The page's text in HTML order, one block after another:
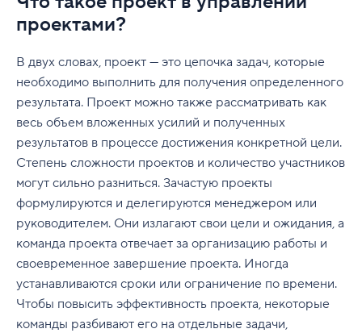
Д. Прочие методологии
Завершение проекта
Завершение проекта
Что определяет успех проектной группы
Как провести успешное организационное
совещание по проекту
Советы по эффективному управлению
командой
Как создать атмосферу сотрудничества
Советы и методы организации совместной
работы в управлении проектами
Советы по удаленной работе и проведению
виртуальных совещаний
Преимущества методологии управления
Когда не следует применять методику
управления проектами Agile
Agile или Scrum
Управление проектами: Agile или Waterfall
Дополнительные ресурсы по методологии
Agile
Советы по управлению изменениями при
методологией
Пять главных книг по Agile
Ведущие компании, которые используют
Как выбрать лучший инструмент гибкого
управления проектами
Построение первого рабочего процесса и
плана проекта Agile
Больше, чем методология: как создать среду
Agile
A. Что такое фреймворк для управления
проектами?
Б. Что общего у Agile-фреймоворков?
В. Фреймворк Scrum
Г. Другие популярные Agile-методики
управления проектами
Является ли бережливое управление
проектами (Lean) Agile-фреймворком?
Д. Определение эпика Agile
Е. Лучшие рекомендации для менеджеров
проектов по выбору оптимального
фреймворка
Ресурсы
проектами
Обучение управлению проектами
Книги об управлении проектами
Вдохновляющие идеи
Часто задаваемые вопросы
Базовая терминология
Методологии
Расширенная терминология
проектами?
В двух словах, проект — это цепочка задач, которые
необходимо выполнить для получения определенного
результата. Проект можно также рассматривать как
весь объем вложенных усилий и полученных
результатов в процессе достижения конкретной цели.
Степень сложности проектов и количество участников
могут сильно разниться. Зачастую проекты
формулируются и делегируются менеджером или
руководителем. Они излагают свои цели и ожидания, а
команда проекта отвечает за организацию работы и
своевременное завершение проекта. Иногда
устанавливаются сроки или ограничение по времени.
Чтобы повысить эффективность проекта, некоторые
команды разбивают его на отдельные задачи,